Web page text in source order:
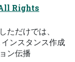
Rights
ただけでは、
ンスタンス作成
ン伝播